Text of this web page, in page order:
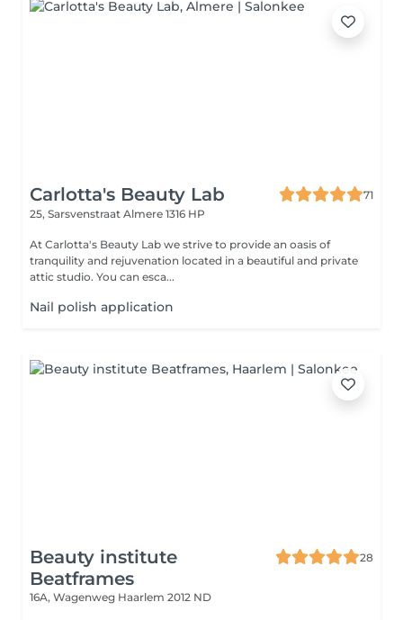
Carlotta's Beauty Lab
71
25, Sarsvenstraat Almere 1316 HP
At Carlotta's Beauty Lab we strive to provide an oasis of
tranquility and rejuvenation located in a beautiful and private
attic studio. You can esca...
Nail polish application
Beauty institute
Beatframes
28
16A, Wagenweg Haarlem 2012 ND